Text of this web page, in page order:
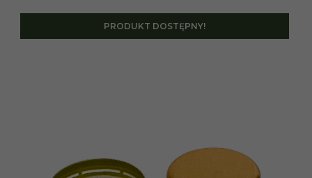
PRODUKT DOSTĘPNY!